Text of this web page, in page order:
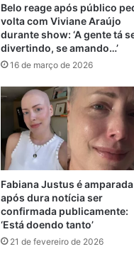
Belo reage após público
volta com Viviane Araújo
durante show: ‘A gente tá
divertindo, se amando…’
16 de março de 2026
Fabiana Justus é amparada
após dura notícia ser
confirmada publicamente:
‘Está doendo tanto’
21 de fevereiro de 2026